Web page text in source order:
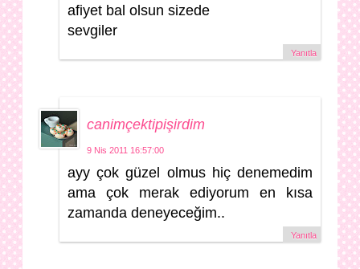
afiyet bal olsun sizede
sevgiler
Yanıtla
canimçektipişirdim
9 Nis 2011 16:57:00
ayy çok güzel olmus hiç denemedim
ama çok merak ediyorum en kısa
zamanda deneyeceğim..
Yanıtla